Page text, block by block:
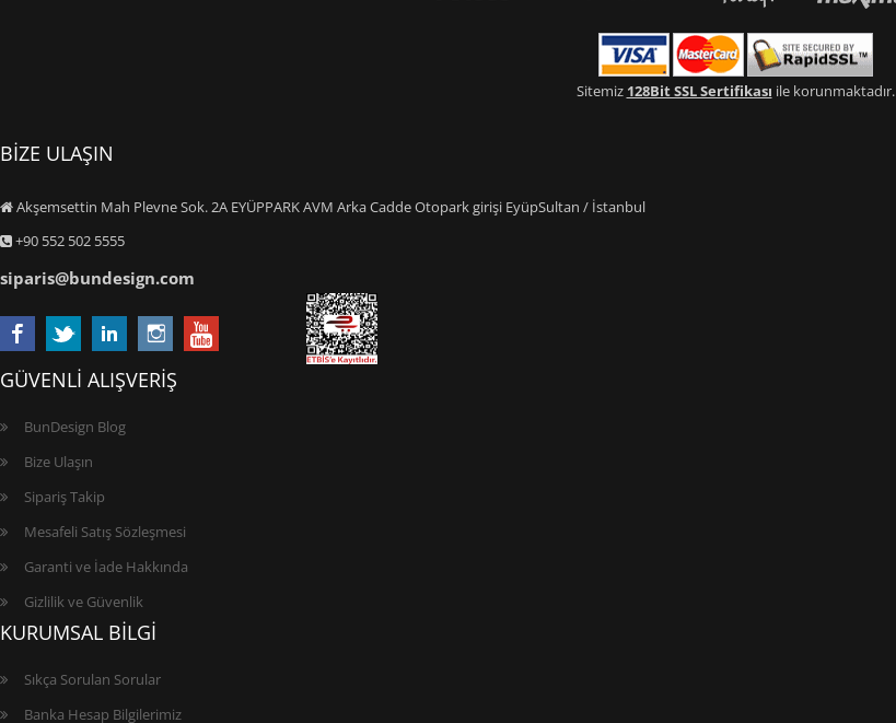
Sitemiz 128Bit SSL Sertifikası ile korunmaktadır.
BİZE ULAŞIN
Akşemsettin Mah Plevne Sok. 2A EYÜPPARK AVM Arka Cadde Otopark girişi EyüpSultan / İstanbul
+90 552 502 5555
siparis@bundesign.com
GÜVENLİ ALIŞVERİŞ
BunDesign Blog
Bize Ulaşın
Sipariş Takip
Mesafeli Satış Sözleşmesi
Garanti ve İade Hakkında
Gizlilik ve Güvenlik
KURUMSAL BİLGİ
Sıkça Sorulan Sorular
Banka Hesap Bilgilerimiz